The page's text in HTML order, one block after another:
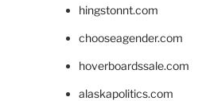
hingstonnt.com
chooseagender.com
hoverboardssale.com
alaskapolitics.com